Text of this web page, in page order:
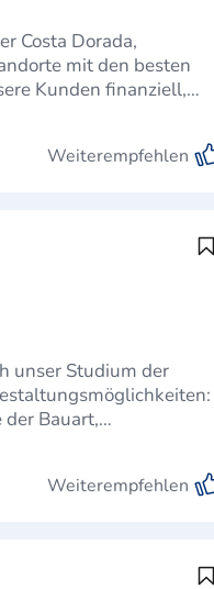
Costa Dorada,
Weiterempfehlen
unser Studium der
Bauart,
Weiterempfehlen